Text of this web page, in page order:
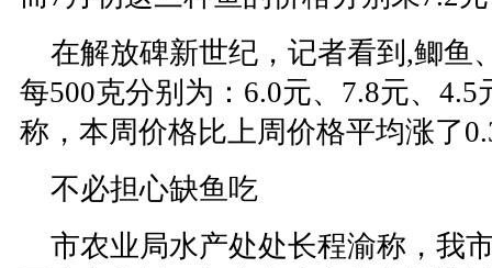
在解放碑新世纪，记者看到,鲫鱼
每500克分别为：6.0元、7.8元、
称，本周价格比上周价格平均涨了
不必担心缺鱼吃
市农业局水产处处长程渝称，我